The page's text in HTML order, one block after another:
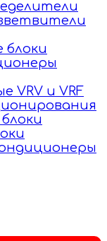
блоки
VRV и VRF